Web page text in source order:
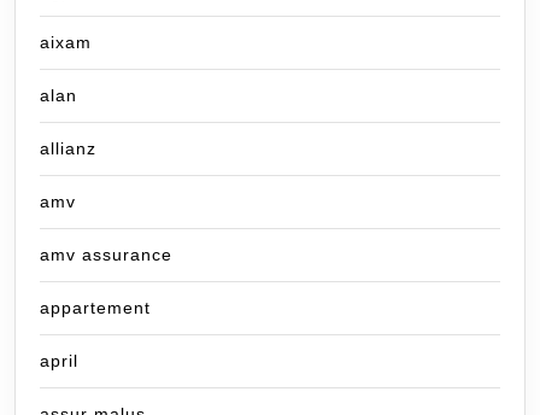
aixam
alan
allianz
amv
amv assurance
appartement
april